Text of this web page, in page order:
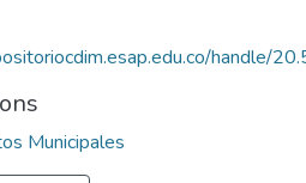
handle/
Municipales